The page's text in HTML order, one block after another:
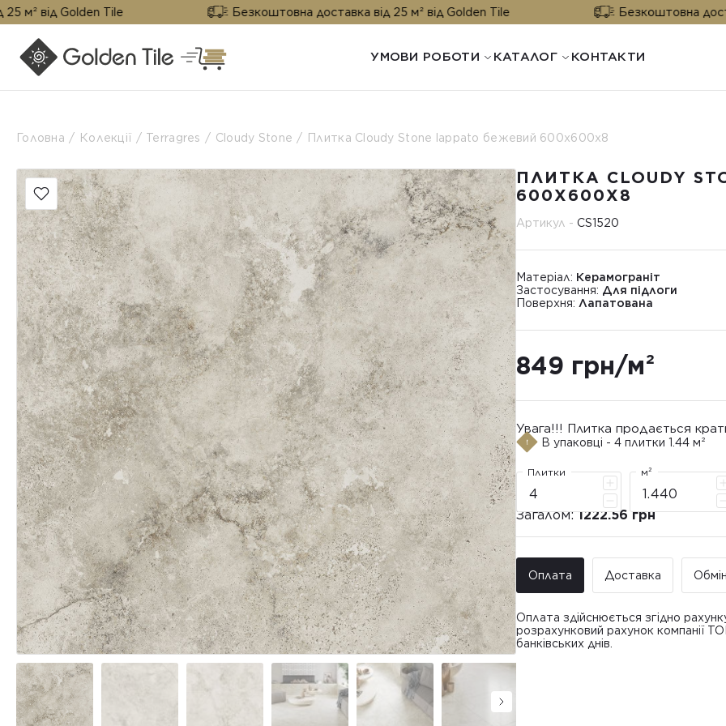
Tile Безкоштовна доставка від 25 м² від Golden Tile Безкоштовна доставка від
УМОВИ РОБОТИ КАТАЛОГ КОНТАКТИ
Головна Колекції Terragres Cloudy Stone Плитка Cloudy Stone lappato бежевий 600х600х8
ПЛИТКА CLOUDY
600Х600Х8
Артикул -CS1520
Матеріал: Керамограніт
Застосування: Для підлоги
Поверхня: Лапатована
849 грн/м²
Увага!!! Плитка продається
В упаковці - 4 плитки 1.44 м²
Плитки м²
Загалом:1222.56 грн
Оплата Доставка Обмін
Оплата здійснюється згідно
розрахунковий рахунок компанії
банківських днів.